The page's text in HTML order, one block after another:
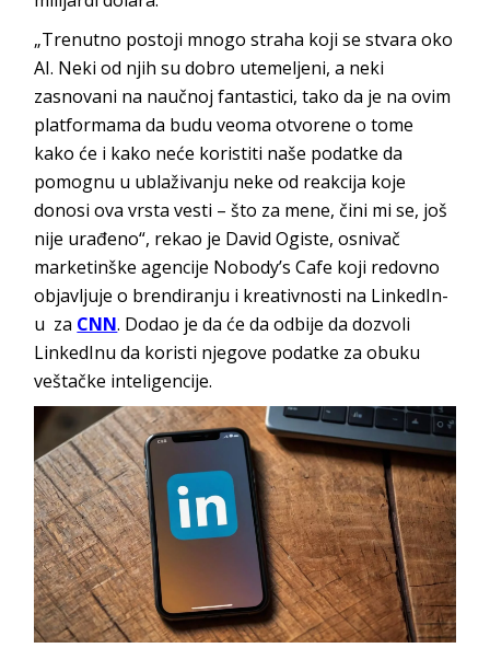
„Trenutno postoji mnogo straha koji se stvara oko
AI. Neki od njih su dobro utemeljeni, a neki
zasnovani na naučnoj fantastici, tako da je na ovim
platformama da budu veoma otvorene o tome
kako će i kako neće koristiti naše podatke da
pomognu u ublaživanju neke od reakcija koje
donosi ova vrsta vesti – što za mene, čini mi se, još
nije urađeno“, rekao je David Ogiste, osnivač
marketinške agencije Nobody’s Cafe koji redovno
objavljuje o brendiranju i kreativnosti na LinkedIn-
u za CNN. Dodao je da će da odbije da dozvoli
LinkedInu da koristi njegove podatke za obuku
veštačke inteligencije.